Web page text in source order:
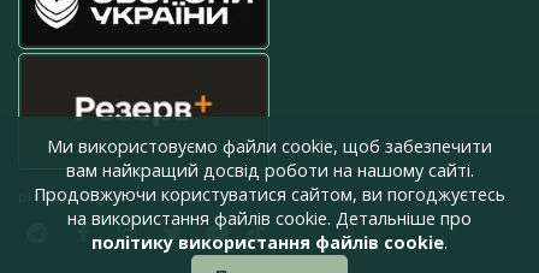
press@armyinform.com.ua
Ми використовуємо файли cookie, щоб забезпечити
вам найкращий досвід роботи на нашому сайті.
Продовжуючи користуватися сайтом, ви погоджуєтесь
на використання файлів cookie. Детальніше про
політику використання файлів cookie.